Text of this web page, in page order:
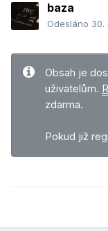
baza
Odesláno 30.
Obsah je
uživatelům.
zdarma.
Pokud již